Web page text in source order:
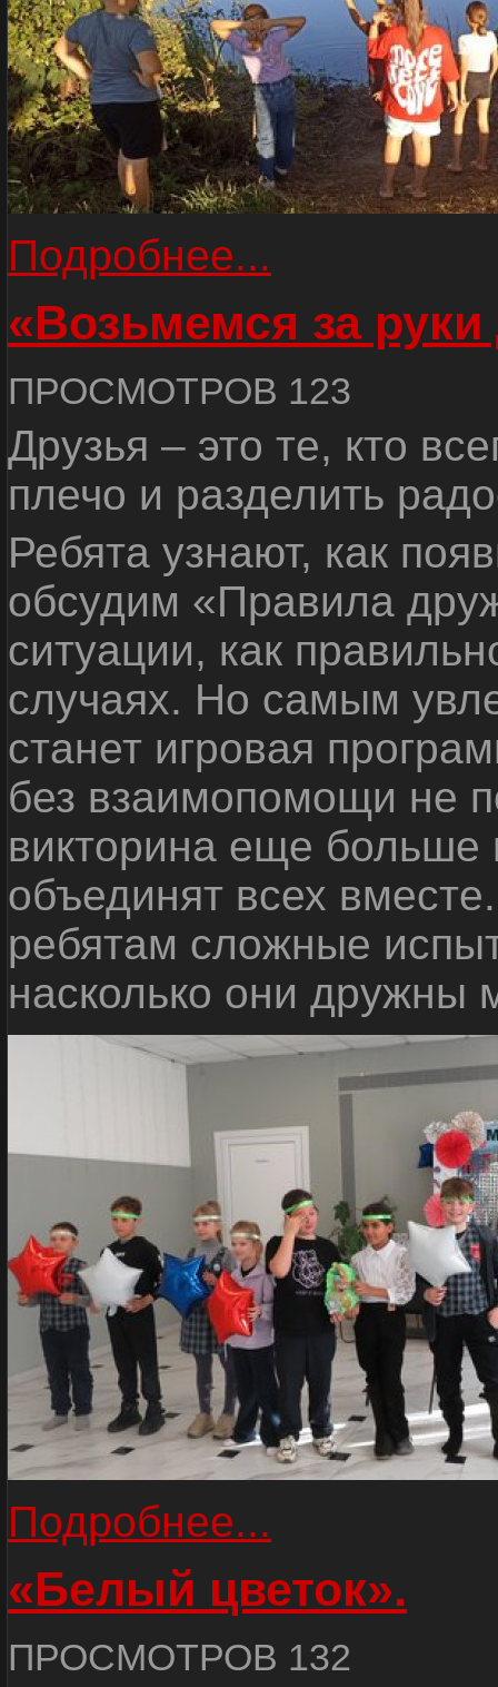
Подробнее...
«Возьмемся за руки
ПРОСМОТРОВ 123
Друзья – это те, кто
плечо и разделить
Ребята узнают, как
обсудим «Правила
ситуации, как
случаях. Но самым
станет игровая
без взаимопомощи не
викторина еще
объединят всех
ребятам сложные
насколько они дружны
Подробнее...
«Белый цветок».
ПРОСМОТРОВ 132